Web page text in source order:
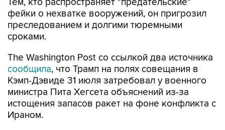
фейки о нехватке вооружений, он пригрозил
преследованием и долгими тюремными
сроками.
The Washington Post со ссылкой два источника
сообщила, что Трамп на полях совещания в
Кэмп-Дэвиде 31 июля затребовал у военного
министра Пита Хегсета объяснений из-за
истощения запасов ракет на фоне конфликта с
Ираном.